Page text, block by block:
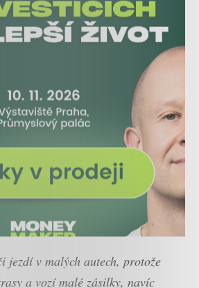
jezdí v malých autech, protože
a vozí malé zásilky, navíc